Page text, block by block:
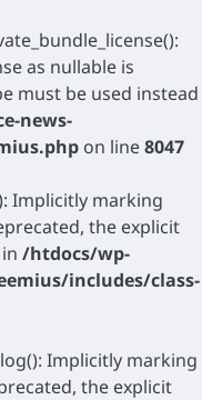
as nullable is
must be used instead
news-
on line8047
Implicitly marking
the explicit
/htdocs/wp-
includes/class-
Implicitly marking
the explicit